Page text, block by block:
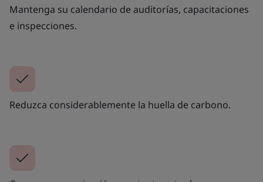
Mantenga su calendario de auditorías, capacitaciones
e inspecciones.
Reduzca considerablemente la huella de carbono.